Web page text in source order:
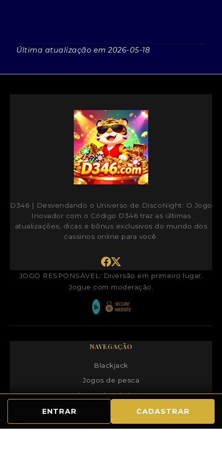
Última atualização em 2026-05-18
D346 | Desvendando o Universo de DiscoNight: O Jogo
Inovador com o Código D346 traz as últimas
atualizações, dicas e bônus exclusivos do mundo dos
cassinos online para você.
JOGO RESPONSÁVEL: Diversão em primeiro lugar.
Jogue com moderação.
NAVEGAÇÃO
Blackjack
Jogos de pesca
Jogos de tabuleiro
Ofertas exclusivas
ENTRAR CADASTRAR